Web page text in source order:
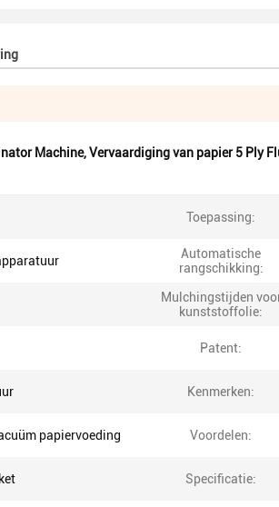
Machine,Vervaardiging van papier 5 Ply
Toepassing:
Automatische
rangschikking:
Mulchingstijden
kunststoffolie:
Patent:
Kenmerken:
papiervoeding Voordelen:
Specificatie: